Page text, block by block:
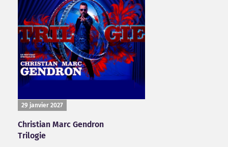
29 janvier 2027
Christian Marc Gendron
Trilogie